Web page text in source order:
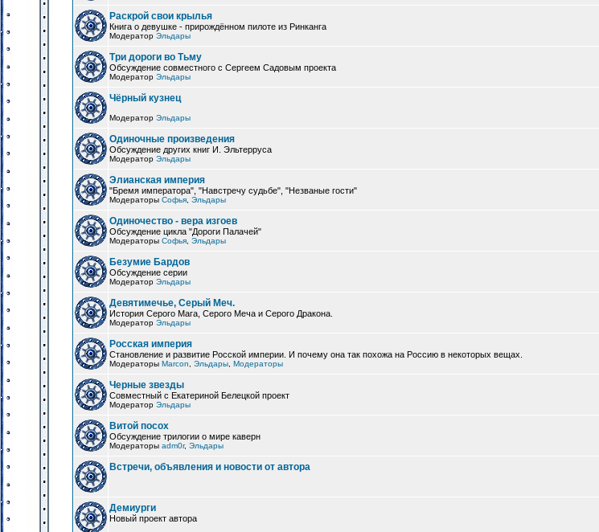
Раскрой свои крылья
Книга о девушке - прирождённом пилоте из Ринканга
Модератор Эльдары
Три дороги во Тьму
Обсуждение совместного с Сергеем Садовым проекта
Модератор Эльдары
Чёрный кузнец
Модератор Эльдары
Одиночные произведения
Обсуждение других книг И. Эльтерруса
Модератор Эльдары
Элианская империя
"Бремя императора", "Навстречу судьбе", "Незваные гости"
Модераторы Софья Эльдары
Одиночество - вера изгоев
Обсуждение цикла "Дороги Палачей"
Модераторы Софья Эльдары
Безумие Бардов
Обсуждение серии
Модератор Эльдары
Девятимечье, Серый Меч.
История Серого Мага, Серого Меча и Серого Дракона.
Модератор Эльдары
Росская империя
Становление и развитие Росской империи. И почему она так похожа на Россию в некоторых вещах.
Модераторы Marcon Эльдары Модераторы
Черные звезды
Совместный с Екатериной Белецкой проект
Модератор Эльдары
Витой посох
Обсуждение трилогии о мире каверн
Модераторы adm0r, Эльдары
Встречи, объявления и новости от автора
Демиурги
Новый проект автора